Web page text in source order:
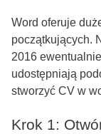
Word oferuje
początkujących.
2016
udostępniają
stworzyć CV w
Krok 1: